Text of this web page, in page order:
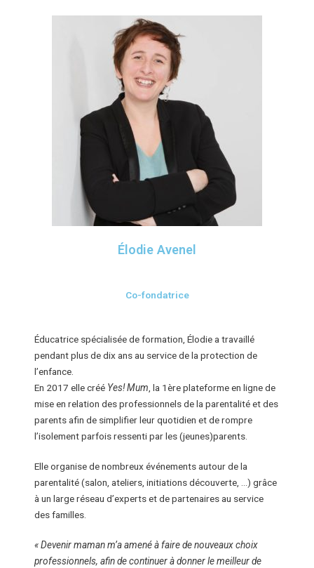
Élodie Avenel
Co-fondatrice
Éducatrice spécialisée de formation, Élodie a travaillé
pendant plus de dix ans au service de la protection de
l’enfance.
En 2017 elle créé Yes! Mum , la 1ère plateforme en ligne de
mise en relation des professionnels de la parentalité et des
parents afin de simplifier leur quotidien et de rompre
l’isolement parfois ressenti par les (jeunes)parents.
Elle organise de nombreux événements autour de la
parentalité (salon, ateliers, initiations découverte, …) grâce
à un large réseau d’experts et de partenaires au service
des familles.
« Devenir maman m’a amené à faire de nouveaux choix
professionnels, afin de continuer à donner le meilleur de